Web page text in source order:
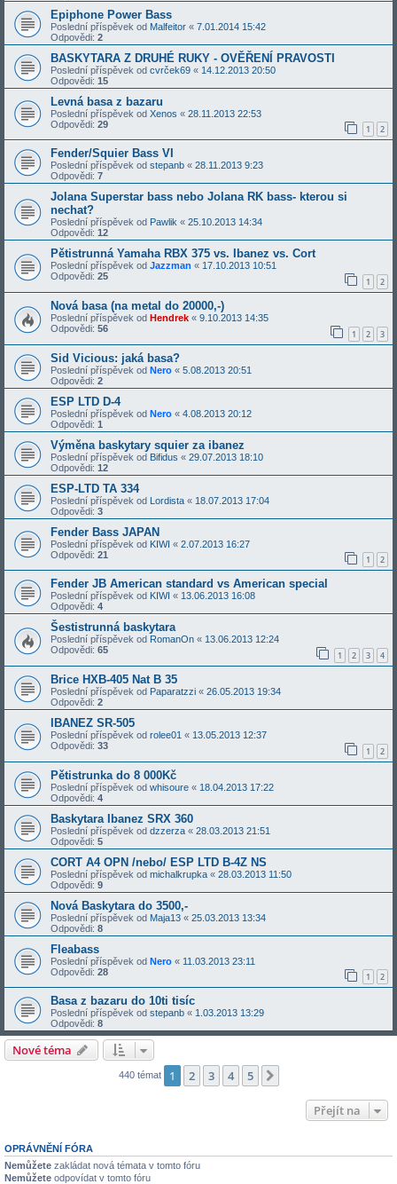
Epiphone Power Bass
Poslední příspěvek od Malfeitor « 7.01.2014 15:42
Odpovědi: 2
BASKYTARA Z DRUHÉ RUKY - OVĚŘENÍ PRAVOSTI
Poslední příspěvek od cvrček69 « 14.12.2013 20:50
Odpovědi: 15
Levná basa z bazaru
Poslední příspěvek od Xenos « 28.11.2013 22:53
Odpovědi: 29 1 2
Fender/Squier Bass VI
Poslední příspěvek od stepanb « 28.11.2013 9:23
Odpovědi: 7
Jolana Superstar bass nebo Jolana RK bass- kterou si
nechat?
Poslední příspěvek od Pawlik « 25.10.2013 14:34
Odpovědi: 12
Pětistrunná Yamaha RBX 375 vs. Ibanez vs. Cort
Poslední příspěvek od Jazzman « 17.10.2013 10:51
Odpovědi: 25 1 2
Nová basa (na metal do 20000,-)
Poslední příspěvek od Hendrek « 9.10.2013 14:35
Odpovědi: 56 1 2 3
Sid Vicious: jaká basa?
Poslední příspěvek od Nero « 5.08.2013 20:51
Odpovědi: 2
ESP LTD D-4
Poslední příspěvek od Nero « 4.08.2013 20:12
Odpovědi: 1
Výměna baskytary squier za ibanez
Poslední příspěvek od Bifidus « 29.07.2013 18:10
Odpovědi: 12
ESP-LTD TA 334
Poslední příspěvek od Lordista « 18.07.2013 17:04
Odpovědi: 3
Fender Bass JAPAN
Poslední příspěvek od KIWI « 2.07.2013 16:27
Odpovědi: 21 1 2
Fender JB American standard vs American special
Poslední příspěvek od KIWI « 13.06.2013 16:08
Odpovědi: 4
Šestistrunná baskytara
Poslední příspěvek od RomanOn « 13.06.2013 12:24
Odpovědi: 65 1 2 3 4
Brice HXB-405 Nat B 35
Poslední příspěvek od Paparatzzi « 26.05.2013 19:34
Odpovědi: 2
IBANEZ SR-505
Poslední příspěvek od rolee01 « 13.05.2013 12:37
Odpovědi: 33 1 2
Pětistrunka do 8 000Kč
Poslední příspěvek od whisoure « 18.04.2013 17:22
Odpovědi: 4
Baskytara Ibanez SRX 360
Poslední příspěvek od dzzerza « 28.03.2013 21:51
Odpovědi: 5
CORT A4 OPN /nebo/ ESP LTD B-4Z NS
Poslední příspěvek od michalkrupka « 28.03.2013 11:50
Odpovědi: 9
Nová Baskytara do 3500,-
Poslední příspěvek od Maja13 « 25.03.2013 13:34
Odpovědi: 8
Fleabass
Poslední příspěvek od Nero « 11.03.2013 23:11
Odpovědi: 28 1 2
Basa z bazaru do 10ti tisíc
Poslední příspěvek od stepanb « 1.03.2013 13:29
Odpovědi: 8
Nové téma
440 témat 1 2 3 4 5
Přejít na
OPRÁVNĚNÍ FÓRA
Nemůžete zakládat nová témata v tomto fóru
Nemůžete odpovídat v tomto fóru